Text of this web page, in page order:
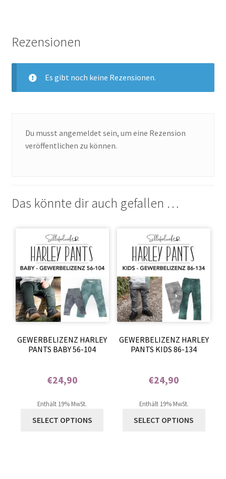
Rezensionen
Es gibt noch keine Rezensionen.
Du musst angemeldet sein, um eine Rezension
veröffentlichen zu können.
Das könnte dir auch gefallen …
GEWERBELIZENZ HARLEY
PANTS BABY 56-104
€24,90
Enthält 19% MwSt.
SELECT OPTIONS
GEWERBELIZENZ HARLEY
PANTS KIDS 86-134
€24,90
Enthält 19% MwSt.
SELECT OPTIONS